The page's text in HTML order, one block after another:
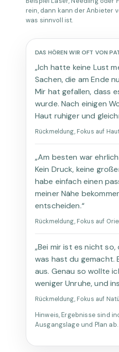
rein, dann kann der Anbieter
was sinnvoll ist.
DAS HÖREN WIR OFT VON
„Ich hatte keine Lust
Sachen, die am Ende
Mir hat gefallen, dass
wurde. Nach einigen
Haut ruhiger und
Rückmeldung, Fokus auf
„Am besten war
Kein Druck, keine
habe einfach einen
meiner Nähe
entscheiden.“
Rückmeldung, Fokus auf
„Bei mir ist es nicht
was hast du gemacht.
aus. Genau so wollte
weniger Unruhe, und
Rückmeldung, Fokus auf
Hinweis, Ergebnisse sind
Ausgangslage und Plan ab.